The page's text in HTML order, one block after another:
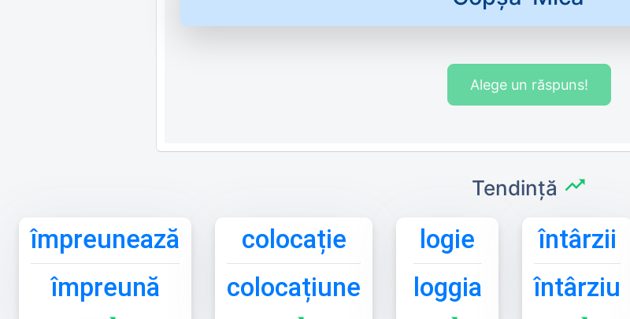
Alege un răspuns!
Tendință trending_up
împreunează
împreună
colocație
colocațiune
logie
loggia
întârzii
întârziu